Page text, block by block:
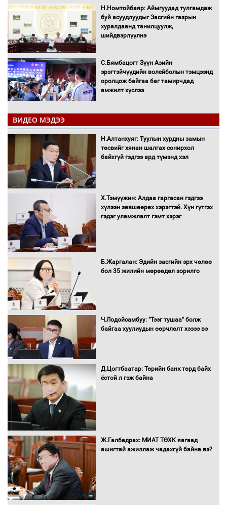
Н.Номтойбаяр: Аймгуудад тулгамдаж
буй асуудлуудыг Засгийн газрын
хуралдаанд танилцуулж,
шийдвэрлүүлнэ
С.Бямбацогт Зүүн Азийн
эрэгтэйчүүдийн волейболын тэмцээнд
оролцож байгаа баг тамирчдад
амжилт хүслээ
Автобензин, дизель түлшний онцгой
албан татварыг тэглэлээ
Санхүүгийн хэмнэлтийн горимд эрүүл
мэндийн салбар хамаарахгүй
Нөөцийн махны худалдаа,
борлуулалтыг нээлттэй ил тод
Монгол Улс “COP17”-д “Тал хээрийн
төлөвлөгөө”-гөө танилцуулна
16 төрлийн эмийг нэг эх үүсвэрээс
Бүх шатанд хэмнэлтийн горимд
шилжиж, найр наадам, зөвлөгөөн,
ВИДЕО МЭДЭЭ
Н.Алтанхуяг: Туулын хурдны замын
төсвийг хянан шалгах сонирхол
байхгүй гэдгээ ард түмэнд хэл
Х.Тэмүүжин: Алдаа гаргасан гэдгээ
хүлээн зөвшөөрөх хэрэгтэй. Хүн гүтгэх
гэдэг уламжлалт гэмт хэрэг
Б.Жаргалан: Эдийн засгийн эрх чөлөө
бол 35 жилийн мөрөөдөл зорилго
Ч.Лодойсамбуу: "Тээг тушаа" болж
байгаа хуулиудын өөрчлөлт хэзээ вэ
Д.Цогтбаатар: Төрийн банк төрд байх
ёстой л гэж байна
Ж.Галбадрах: МИАТ ТӨХК яагаад
ашигтай ажиллаж чадахгүй байна вэ?